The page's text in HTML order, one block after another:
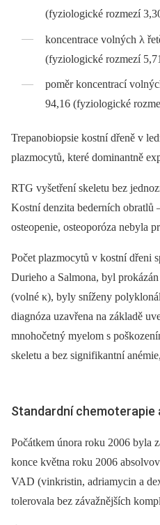
(fyziologické rozmezí
koncentrace volných λ
(fyziologické rozmezí
poměr koncentrací
94,16 (fyziologické
Trepanobio­psie kostní dřeně v
plazmocytů, které dominantně
RTG vyšetření skeletu bez
Kostní denzita bederních obratlů
osteopenie, osteo­poróza nebyla
Počet plazmocytů v kostní dřeni
Durieho a Salmona, byl
(volné κ), byly sníženy
diagnóza uzavřena na základě
mnohočetný myelom s
skeletu a bez signifikantní
Standardní chemoterapie
Počátkem února roku 2006 byla
konce května roku 2006
VAD (vinkristin, adriamycin a
tolerovala bez závažnějších